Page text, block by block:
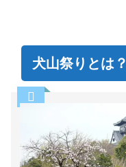
犬山祭りとは？